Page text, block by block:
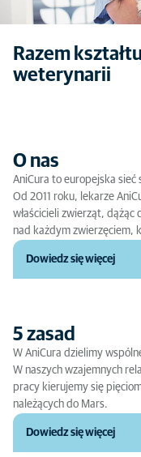
Razem
weterynarii
O nas
AniCura to europejska
Od 2011 roku, lekarze
właścicieli zwierząt, dążąc
nad każdym zwierzęciem,
Dowiedz się więcej
5 zasad
W AniCura dzielimy
W naszych wzajemnych
pracy kierujemy się
należących do Mars.
Dowiedz się więcej